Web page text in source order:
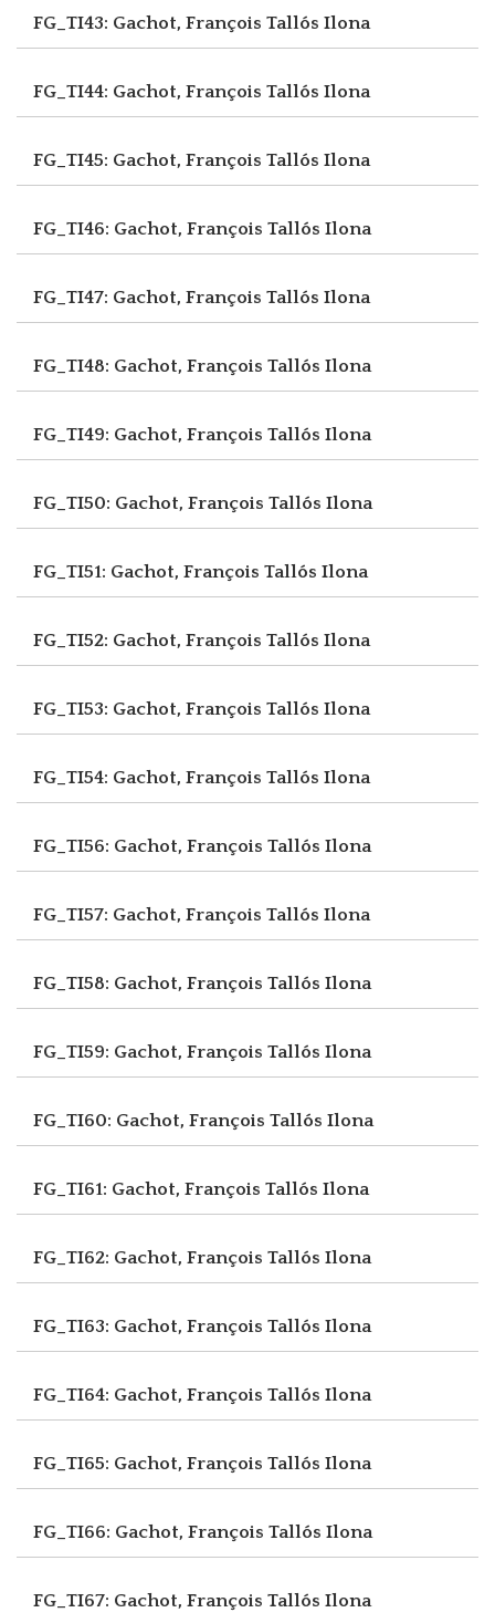
FG_TI43: Gachot, François Tallós Ilona
FG_TI44: Gachot, François Tallós Ilona
FG_TI45: Gachot, François Tallós Ilona
FG_TI46: Gachot, François Tallós Ilona
FG_TI47: Gachot, François Tallós Ilona
FG_TI48: Gachot, François Tallós Ilona
FG_TI49: Gachot, François Tallós Ilona
FG_TI50: Gachot, François Tallós Ilona
FG_TI51: Gachot, François Tallós Ilona
FG_TI52: Gachot, François Tallós Ilona
FG_TI53: Gachot, François Tallós Ilona
FG_TI54: Gachot, François Tallós Ilona
FG_TI56: Gachot, François Tallós Ilona
FG_TI57: Gachot, François Tallós Ilona
FG_TI58: Gachot, François Tallós Ilona
FG_TI59: Gachot, François Tallós Ilona
FG_TI60: Gachot, François Tallós Ilona
FG_TI61: Gachot, François Tallós Ilona
FG_TI62: Gachot, François Tallós Ilona
FG_TI63: Gachot, François Tallós Ilona
FG_TI64: Gachot, François Tallós Ilona
FG_TI65: Gachot, François Tallós Ilona
FG_TI66: Gachot, François Tallós Ilona
FG_TI67: Gachot, François Tallós Ilona